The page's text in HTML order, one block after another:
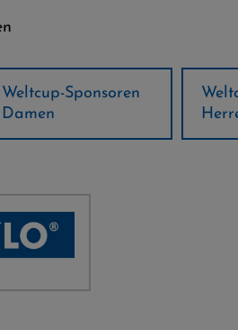
Weltcup-Sponsoren
Herren